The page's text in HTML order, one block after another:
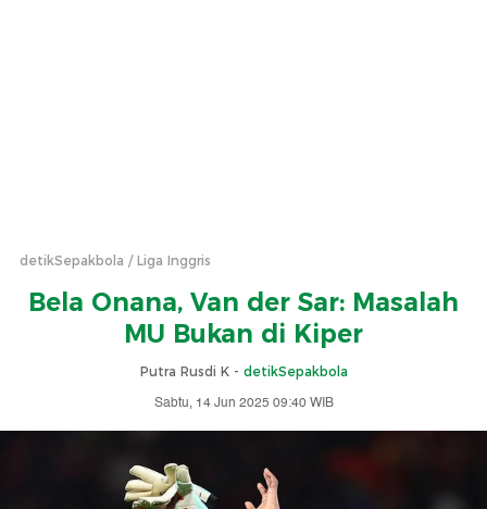
detikSepakbola Liga Inggris
Bela Onana, Van der Sar: Masalah
MU Bukan di Kiper
Putra Rusdi K - detikSepakbola
Sabtu, 14 Jun 2025 09:40 WIB